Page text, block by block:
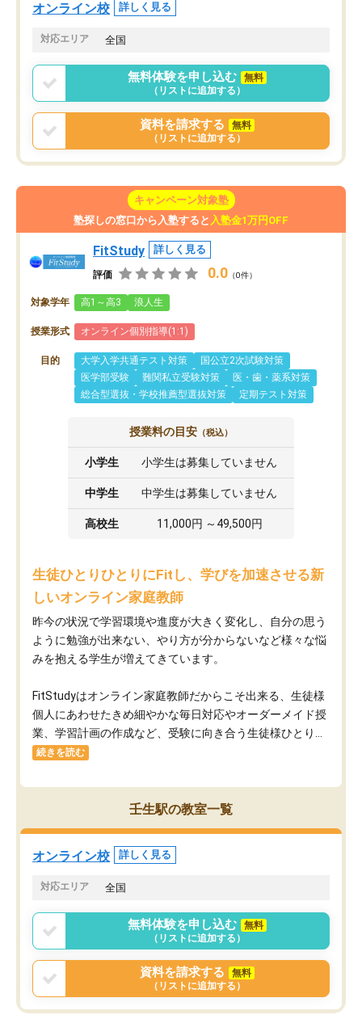
オンライン校 詳しく見る
対応エリア 全国
無料体験を申し込む
無料
（リストに追加する）
資料を請求する
無料
（リストに追加する）
キャンペーン対象塾
塾探しの窓口から入塾すると 入塾金1万円OFF
FitStudy 詳しく見る
評価 0.0 （0件）
対象学年 高1～高3 浪人生
授業形式 オンライン個別指導(1:1)
目的 大学入学共通テスト対策
国公立2次試験対策
医学部受験
難関私立受験対策
医・歯・薬系対策
総合型選抜・学校推薦型選抜対策
定期テスト対策
授業料の目安 （税込）
小学生 小学生は募集していません
中学生 中学生は募集していません
高校生 11,000円 ～49,500円
生徒ひとりひとりにFitし、学びを加速させる新
しいオンライン家庭教師
昨今の状況で学習環境や進度が大きく変化し、自分の思う
ように勉強が出来ない、やり方が分からないなど様々な悩
みを抱える学生が増えてきています。
FitStudyはオンライン家庭教師だからこそ出来る、生徒様
個人にあわせたきめ細やかな毎日対応やオーダーメイド授
業、学習計画の作成など、受験に向き合う生徒様ひとり...
続きを読む
壬生駅の教室一覧
オンライン校 詳しく見る
対応エリア 全国
無料体験を申し込む
無料
（リストに追加する）
資料を請求する
無料
（リストに追加する）